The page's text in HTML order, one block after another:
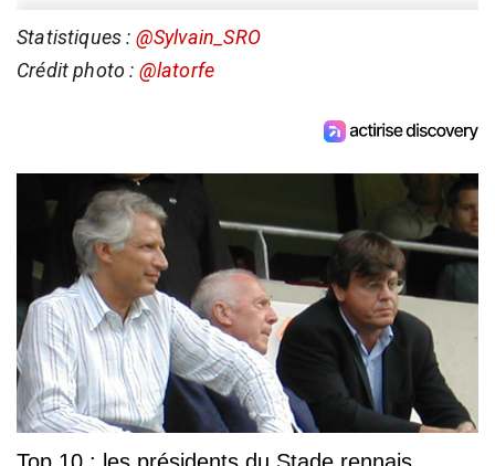
Statistiques : @Sylvain_SRO
Crédit photo : @latorfe